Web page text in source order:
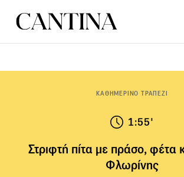
ΚΑΘΗΜΕΡΙΝΟ ΤΡΑΠΕΖΙ
1:55'
Στριφτή πίτα με πράσο, φέτα
Φλωρίνης